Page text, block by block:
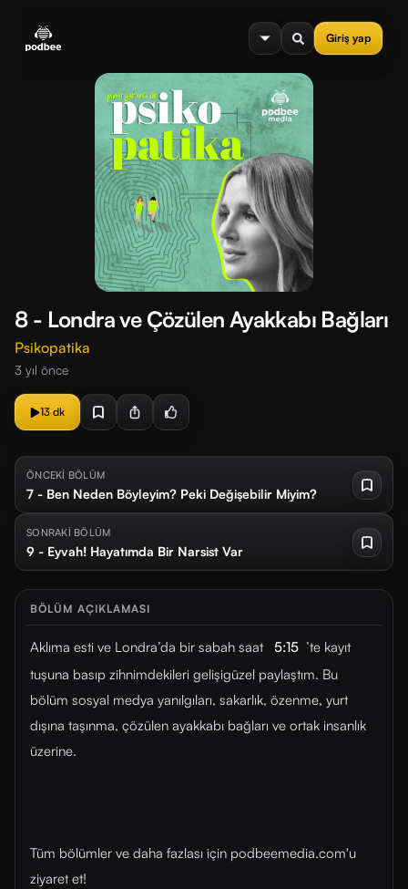
Giriş yap
menu
8 - Londra ve Çözülen Ayakkabı Bağları
Psikopatika
3 yıl önce
13 dk
ÖNCEKİ BÖLÜM
7 - Ben Neden Böyleyim? Peki Değişebilir Miyim?
SONRAKİ BÖLÜM
9 - Eyvah! Hayatımda Bir Narsist Var
BÖLÜM AÇIKLAMASI
Aklıma esti ve Londra’da bir sabah saat 5:15 ’te kayıt
tuşuna basıp zihnimdekileri gelişigüzel paylaştım. Bu
bölüm sosyal medya yanılgıları, sakarlık, özenme, yurt
dışına taşınma, çözülen ayakkabı bağları ve ortak insanlık
üzerine.
Tüm bölümler ve daha fazlası için ⁠⁠podbeemedia.com⁠⁠'u
ziyaret et!